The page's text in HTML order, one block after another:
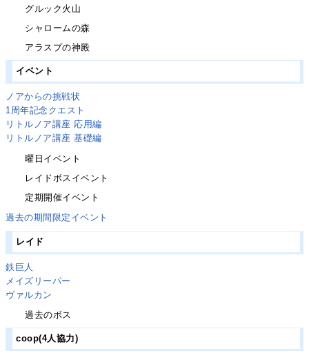
グルック火山
シャロームの森
アラスプの神殿
イベント
ノアからの挑戦状
1周年記念クエスト
リトルノア講座 応用編
リトルノア講座 基礎編
曜日イベント
レイドボスイベント
定期開催イベント
過去の期間限定イベント
レイド
鉄巨人
メイズリーパー
ヴァルカン
過去のボス
coop(4人協力)